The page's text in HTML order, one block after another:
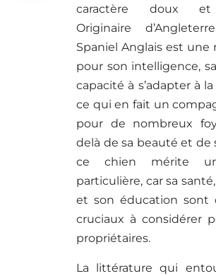
caractère doux et
Originaire
Spaniel Anglais est une
pour son intelligence,
capacité à s’adapter à
ce qui en fait un
pour de nombreux
delà de sa beauté et de
ce chien mérite
particulière, car sa
et son éducation sont
cruciaux à considérer
propriétaires.
La littérature qui